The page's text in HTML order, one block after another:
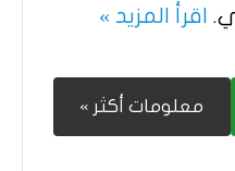
اقرأ المزيد »
معلومات أكثر »